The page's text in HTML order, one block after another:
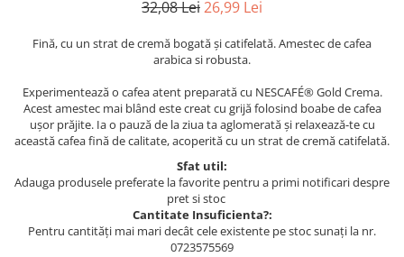
32,08 Lei26,99 Lei
Fină, cu un strat de cremă bogată și catifelată. Amestec de cafea
arabica si robusta.
Experimentează o cafea atent preparată cu NESCAFÉ® Gold Crema.
Acest amestec mai blând este creat cu grijă folosind boabe de cafea
ușor prăjite. Ia o pauză de la ziua ta aglomerată și relaxează-te cu
această cafea fină de calitate, acoperită cu un strat de cremă catifelată.
Sfat util:
Adauga produsele preferate la favorite pentru a primi notificari despre
pret si stoc
Cantitate Insuficienta?:
Pentru cantități mai mari decât cele existente pe stoc sunați la nr.
0723575569